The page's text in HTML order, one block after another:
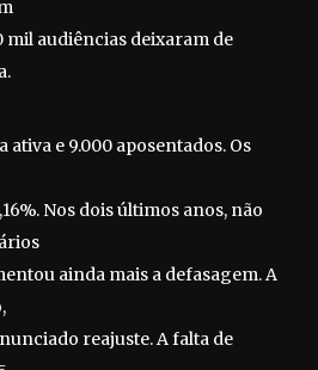
mil audiências deixaram de
e 9.000 aposentados. Os
Nos dois últimos anos, não
ainda mais a defasagem. A
reajuste. A falta de